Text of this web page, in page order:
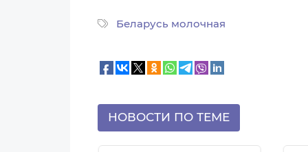
Беларусь молочная
НОВОСТИ ПО ТЕМЕ